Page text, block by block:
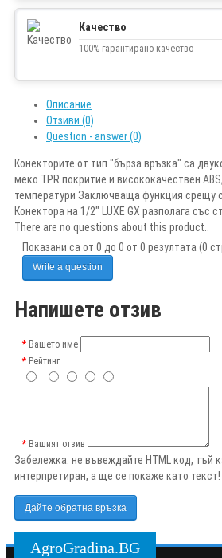
Качество
100% гарантирано качество
Описание
Отзиви (0)
Question - answer (0)
Конекторите от тип "бърза връзка" са
меко TPR покритие и висококачествен
температури Заключваща функция срещу
Конектора на 1/2" LUXE GX разполага със
There are no questions about this product..
Показани са от 0 до 0 от 0 резултата (0
Write a question
Напишете отзив
Вашето име
Рейтинг
Вашият отзив
Забележка: не въвеждайте HTML код, тъй
интерпретиран, а ще се покаже като текст!
Дайте обратна връзка
AgroGradina.BG